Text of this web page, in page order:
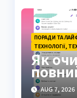
ПОРАДИ ТА
ТЕХНОЛОГІЇ,
Як
AUG 7, 2026